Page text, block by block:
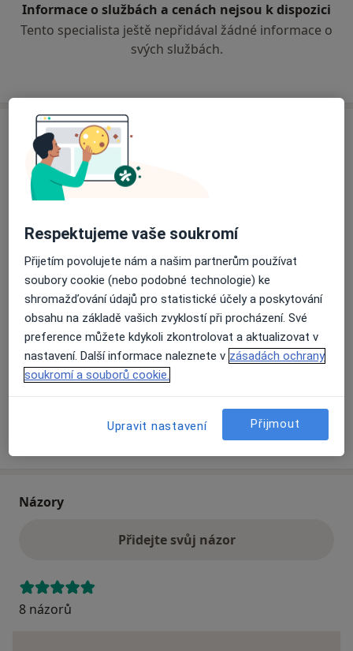
Informace o službách a cenách nejsou k dispozici
Tento specialista ještě nepřidával žádné informace o
svých službách.
Adresa
Poliklinika Tachov
Václavská 1560,
Přiblížit mapu
Dostupnost
Na této adrese online kalendář není aktivní
Co mám v takové situaci udělat?
Způsoby platby (soukromé návštěvy)
Na teto adrese lékař přijímá pacienty na pojišťovnu
Víceo adrese
Názory
Přidejte svůj názor
8 názorů
Respektujeme vaše soukromí
Přijetím povolujete nám a našim partnerům používat
soubory cookie (nebo podobné technologie) ke
shromažďování údajů pro statistické účely a poskytování
obsahu na základě vašich zvyklostí při procházení. Své
preference můžete kdykoli zkontrolovat a aktualizovat v
nastavení. Další informace naleznete v zásadách ochrany
soukromí a souborů cookie.
Upravit nastavení Přijmout